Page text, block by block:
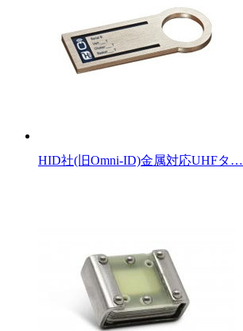
HID社(旧Omni-ID)金属対応UHFタ…